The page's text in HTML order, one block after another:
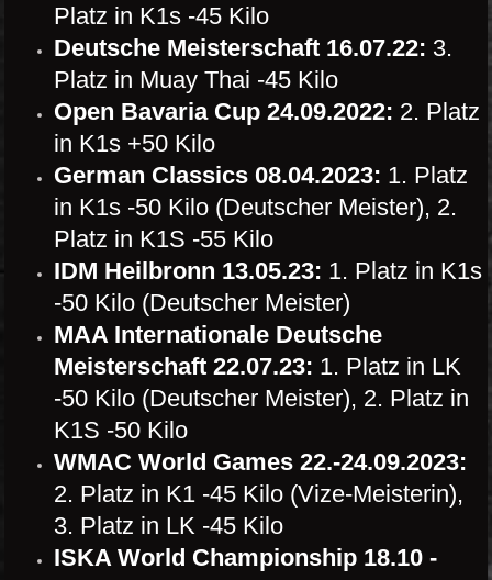
Platz in K1s -45 Kilo
Deutsche Meisterschaft 16.07.22: 3.
Platz in Muay Thai -45 Kilo
Open Bavaria Cup 24.09.2022: 2. Platz
in K1s +50 Kilo
German Classics 08.04.2023: 1. Platz
in K1s -50 Kilo (Deutscher Meister), 2.
Platz in K1S -55 Kilo
IDM Heilbronn 13.05.23: 1. Platz in K1s
-50 Kilo (Deutscher Meister)
MAA Internationale Deutsche
Meisterschaft 22.07.23: 1. Platz in LK
-50 Kilo (Deutscher Meister), 2. Platz in
K1S -50 Kilo
WMAC World Games 22.-24.09.2023:
2. Platz in K1 -45 Kilo (Vize-Meisterin),
3. Platz in LK -45 Kilo
ISKA World Championship 18.10 -